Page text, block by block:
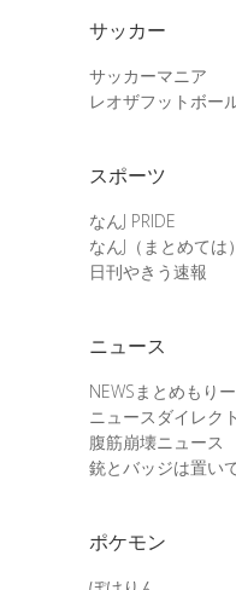
サッカー
サッカーマニア
レオザフットボー
スポーツ
なんJ PRIDE
なんJ（まとめては
日刊やきう速報
ニュース
NEWSまとめもりー
ニュースダイレクト
腹筋崩壊ニュース
銃とバッジは置い
ポケモン